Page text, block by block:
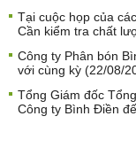
Tại cuộc họp của
Cần kiểm tra chất
Công ty Phân bón
với cùng kỳ (22/08/
Tổng Giám đốc
Công ty Bình Điền